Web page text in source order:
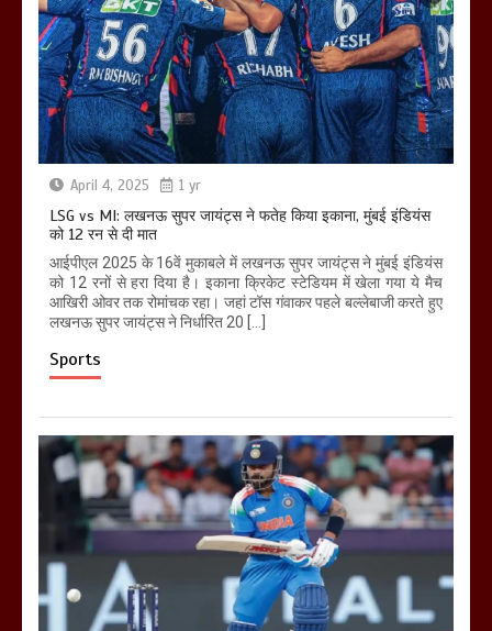
April 4, 2025 1 yr
LSG vs MI: लखनऊ सुपर जायंट्स ने फतेह किया इकाना, मुंबई इंडियंस
को 12 रन से दी मात
आईपीएल 2025 के 16वें मुकाबले में लखनऊ सुपर जायंट्स ने मुंबई इंडियंस
को 12 रनों से हरा दिया है। इकाना क्रिकेट स्टेडियम में खेला गया ये मैच
आखिरी ओवर तक रोमांचक रहा। जहां टॉस गंवाकर पहले बल्लेबाजी करते हुए
लखनऊ सुपर जायंट्स ने निर्धारित 20 […]
Sports